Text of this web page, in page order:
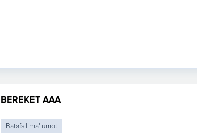
BEREKET AAA
Batafsil ma'lumot